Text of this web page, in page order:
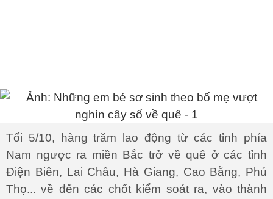
Tối 5/10, hàng trăm lao động từ các tỉnh phía
Nam ngược ra miền Bắc trở về quê ở các tỉnh
Điện Biên, Lai Châu, Hà Giang, Cao Bằng, Phú
Thọ... về đến các chốt kiểm soát ra, vào thành